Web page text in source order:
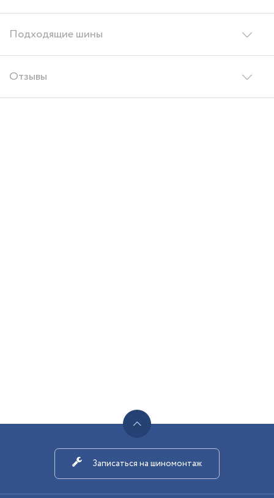
Подходящие шины
Отзывы
Записаться на шиномонтаж